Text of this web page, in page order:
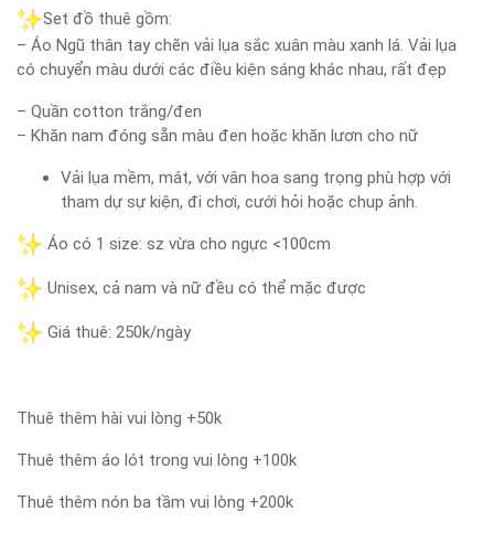
Set đồ thuê gồm:
– Áo Ngũ thân tay chẽn vải lụa sắc xuân màu xanh lá. Vải lụa
có chuyển màu dưới các điều kiện sáng khác nhau, rất đẹp
– Quần cotton trắng/đen
– Khăn nam đóng sẵn màu đen hoặc khăn lươn cho nữ
Vải lụa mềm, mát, với vân hoa sang trọng phù hợp với
tham dự sự kiện, đi chơi, cưới hỏi hoặc chup ảnh.
Áo có 1 size: sz vừa cho ngực <100cm
Unisex, cả nam và nữ đều có thể mặc được
Giá thuê: 250k/ngày
Thuê thêm hài vui lòng +50k
Thuê thêm áo lót trong vui lòng +100k
Thuê thêm nón ba tầm vui lòng +200k